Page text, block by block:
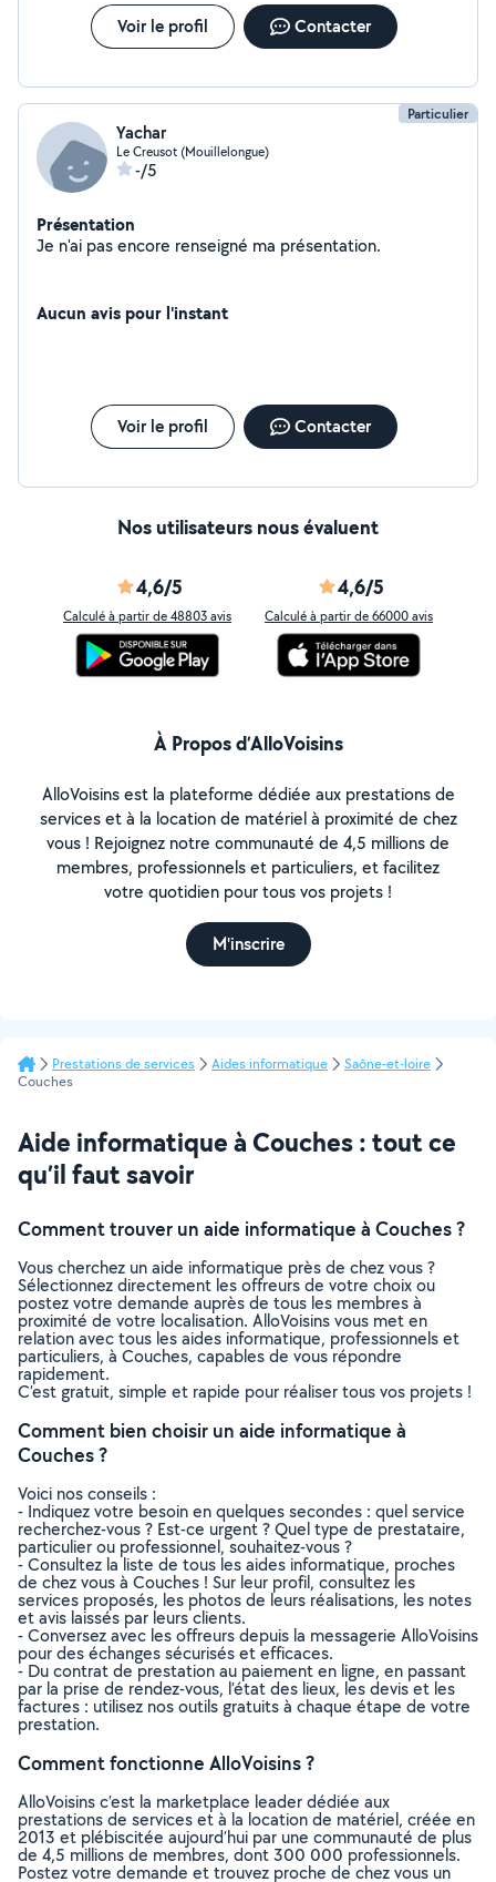
Voir le profil Contacter
Particulier
Yachar
Le Creusot (Mouillelongue)
-/5
Présentation
Je n'ai pas encore renseigné ma présentation.
Aucun avis pour l'instant
Voir le profil Contacter
Nos utilisateurs nous évaluent
4,6/5
Calculé à partir de 48803 avis
4,6/5
Calculé à partir de 66000 avis
À Propos d’AlloVoisins
AlloVoisins est la plateforme dédiée aux prestations de
services et à la location de matériel à proximité de chez
vous ! Rejoignez notre communauté de 4,5 millions de
membres, professionnels et particuliers, et facilitez
votre quotidien pour tous vos projets !
M'inscrire
Prestations de services Aides informatique
Saône-et-loire
Couches
Aide informatique à Couches : tout ce
qu’il faut savoir
Comment trouver un aide informatique à Couches ?
Vous cherchez un aide informatique près de chez vous ?
Sélectionnez directement les offreurs de votre choix ou
postez votre demande auprès de tous les membres à
proximité de votre localisation. AlloVoisins vous met en
relation avec tous les aides informatique, professionnels et
particuliers, à Couches, capables de vous répondre
rapidement.
C’est gratuit, simple et rapide pour réaliser tous vos projets !
Comment bien choisir un aide informatique à
Couches ?
Voici nos conseils :
- Indiquez votre besoin en quelques secondes : quel service
recherchez-vous ? Est-ce urgent ? Quel type de prestataire,
particulier ou professionnel, souhaitez-vous ?
- Consultez la liste de tous les aides informatique, proches
de chez vous à Couches ! Sur leur profil, consultez les
services proposés, les photos de leurs réalisations, les notes
et avis laissés par leurs clients.
- Conversez avec les offreurs depuis la messagerie AlloVoisins
pour des échanges sécurisés et efficaces.
- Du contrat de prestation au paiement en ligne, en passant
par la prise de rendez-vous, l’état des lieux, les devis et les
factures : utilisez nos outils gratuits à chaque étape de votre
prestation.
Comment fonctionne AlloVoisins ?
AlloVoisins c’est la marketplace leader dédiée aux
prestations de services et à la location de matériel, créée en
2013 et plébiscitée aujourd’hui par une communauté de plus
de 4,5 millions de membres, dont 300 000 professionnels.
Postez votre demande et trouvez proche de chez vous un